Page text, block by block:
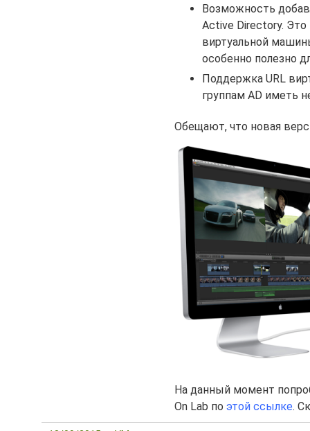
Возможность
Active Directory. Это
виртуальной
особенно полезно
Поддержка URL
группам AD иметь
Обещают, что новая
На данный момент
On Lab по этой ссылке.